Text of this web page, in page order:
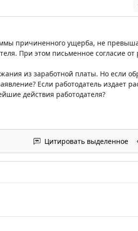
причиненного ущерба, не
При этом письменное согласие от
из заработной платы. Но если
Если работодатель издает
действия работодателя?
Цитировать выделенное